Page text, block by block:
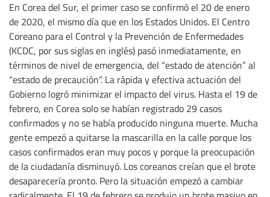
En Corea del Sur, el primer caso se confirmó el 20 de enero
de 2020, el mismo día que en los Estados Unidos. El Centro
Coreano para el Control y la Prevención de Enfermedades
(KCDC, por sus siglas en inglés) pasó inmediatamente, en
términos de nivel de emergencia, del “estado de atención” al
“estado de precaución”. La rápida y efectiva actuación del
Gobierno logró minimizar el impacto del virus. Hasta el 19 de
febrero, en Corea solo se habían registrado 29 casos
confirmados y no se había producido ninguna muerte. Mucha
gente empezó a quitarse la mascarilla en la calle porque los
casos confirmados eran muy pocos y porque la preocupación
de la ciudadanía disminuyó. Los coreanos creían que el brote
desaparecería pronto. Pero la situación empezó a cambiar